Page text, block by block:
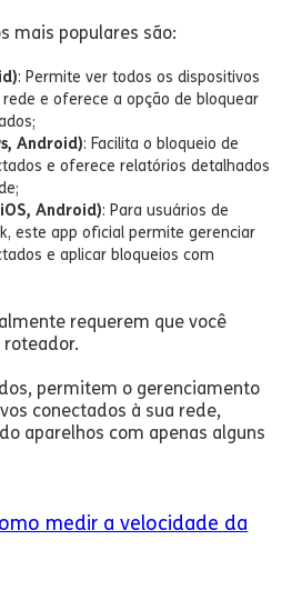
mais populares são:
: Permite ver todos os dispositivos
e oferece a opção de bloquear
Android): Facilita o bloqueio de
e oferece relatórios detalhados
Android): Para usuários de
este app oficial permite gerenciar
e aplicar bloqueios com
requerem que você
roteador.
permitem o gerenciamento
conectados à sua rede,
aparelhos com apenas alguns
medir a velocidade da